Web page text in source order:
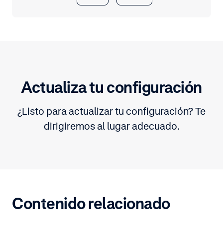
Actualiza tu configuración
¿Listo para actualizar tu configuración? Te
dirigiremos al lugar adecuado.
Contenido relacionado